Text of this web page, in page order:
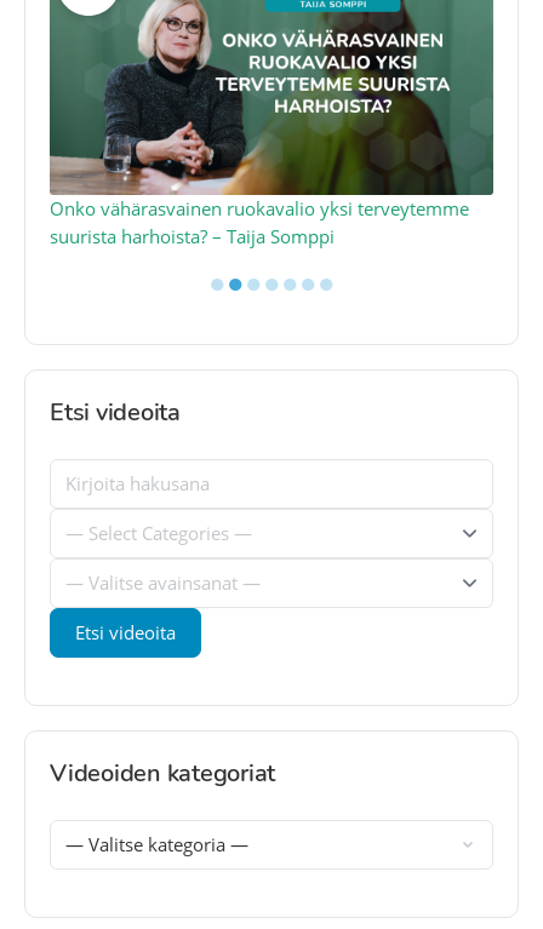
Onko vähärasvainen ruokavalio yksi terveytemme
suurista harhoista? – Taija Somppi
●●●●●●●
Etsi videoita
Videoiden kategoriat